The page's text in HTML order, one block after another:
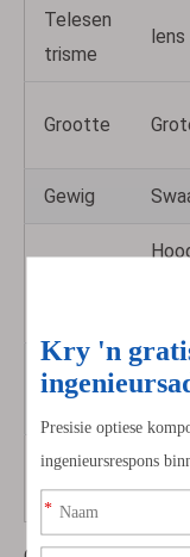
Telesen
trisme
lens
Grootte
Gewig
Koste
Prestas
ie